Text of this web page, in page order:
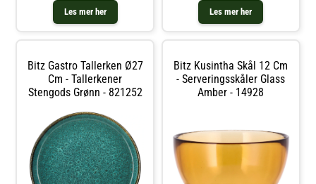
Les mer her
mikrobølgeovn og stekeovn på opp
til 250 grader. Du kan mikse og
matche med andre
reaktive glasur gjør hvert produkt
unikt, fargeforskjeller oppstår.
Riper vil bli synlige. Kjøp
Tallerkener og andre Tallerkener
Les mer her
mikrobølgeovn og stekeovn på
opptil 250 grader.Du kan også
mikse og matche med andre
og andre Skåler & Serveringsfat
hos Royal Design.
Bitz Gastro Tallerken Ø27
Cm - Tallerkener
Stengods Grønn - 821252
Bitz Kusintha Skål 12 Cm
- Serveringsskåler Glass
Amber - 14928